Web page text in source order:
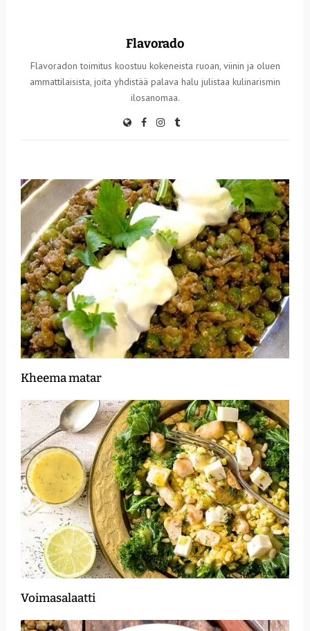
Flavorado
Flavoradon toimitus koostuu kokeneista ruoan, viinin ja oluen
ammattilaisista, joita yhdistää palava halu julistaa kulinarismin
ilosanomaa.
Kheema matar
Voimasalaatti